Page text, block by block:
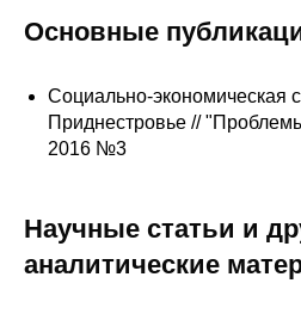
Сотрудники
Противодействие
Основные
Социально-экономическая
Приднестровье //
2016 №3
Научные статьи и
аналитические